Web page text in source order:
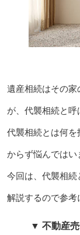
遺産相続はその
が、代襲相続と呼
代襲相続とは何
からず悩んではい
今回は、代襲相
解説するので参考
▼ 不動産